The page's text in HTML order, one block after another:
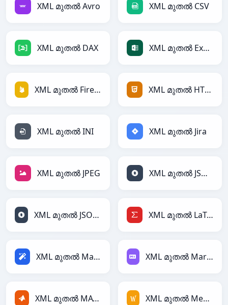
XML മുതൽ Avro XML മുതൽ CSV
XML മുതൽ DAX XML മുതൽ Excel
XML മുതൽ Firebase XML മുതൽ HTML
XML മുതൽ INI XML മുതൽ Jira
XML മുതൽ JPEG XML മുതൽ JSON
XML മുതൽ JSONLines XML മുതൽ LaTeX
XML മുതൽ Magic XML മുതൽ Markdown
XML മുതൽ MATLAB XML മുതൽ MediaWiki